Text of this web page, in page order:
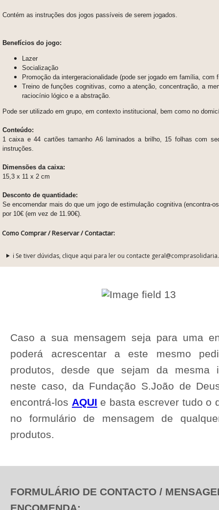
Contém as instruções dos jogos passíveis de serem jogados.
Benefícios do jogo:
Lazer
Socialização
Promoção da intergeracionalidade (pode ser jogado em família,
Treino de funções cognitivas, como a atenção, concentração, a
raciocínio lógico e a abstração.
Pode ser utilizado em grupo, em contexto institucional, bem como no
Conteúdo:
1 caixa e 44 cartões tamanho A6 laminados a brilho, 15 folhas com
instruções.
Dimensões da caixa:
15,3 x 11 x 2 cm
Desconto de quantidade:
Se encomendar mais do que um jogo de estimulação cognitiva (encontra-
por 10€ (em vez de 11.90€).
Como Comprar / Reservar / Contactar:
ℹ️ Se tiver dúvidas, clique aqui para ler ou contacte